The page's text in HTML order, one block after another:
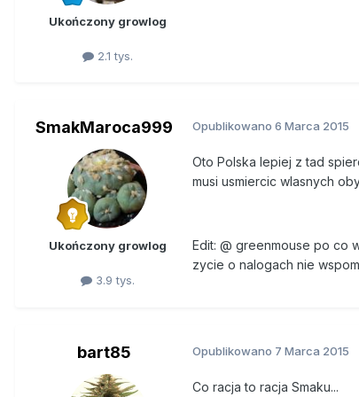
Ukończony growlog
2.1 tys.
SmakMaroca999
Ukończony growlog
3.9 tys.
Opublikowano 6 Marca 2015
Oto Polska lepiej z tad
musi usmiercic wlasnych
Edit: @ greenmouse po co
zycie o nalogach nie
bart85 Opublikowano 7 Marca 2015
Co racja to racja Smaku...